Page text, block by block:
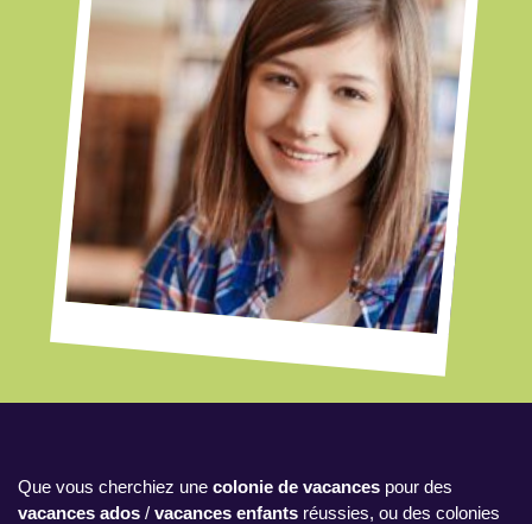
Que vous cherchiez une colonie de vacances pour des
vacances ados / vacances enfants réussies, ou des colonies